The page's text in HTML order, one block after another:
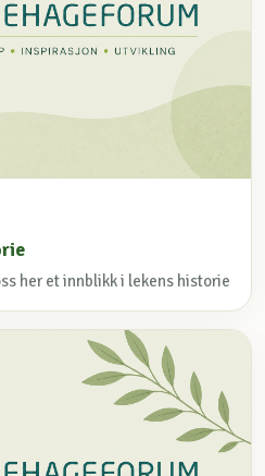
her et innblikk i lekens historie